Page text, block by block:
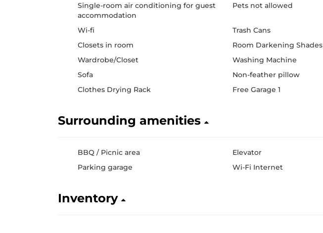
Single-room air conditioning for guest
accommodation
Pets not allowed
Wi-fi
Trash Cans
Closets in room
Room Darkening Shades
Wardrobe/Closet
Washing Machine
Sofa
Non-feather pillow
Clothes Drying Rack
Free Garage 1
Surrounding amenities
BBQ / Picnic area
Elevator
Parking garage
Wi-Fi Internet
Inventory